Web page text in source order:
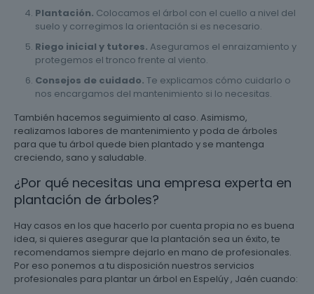
Plantación. Colocamos el árbol con el cuello a nivel del
suelo y corregimos la orientación si es necesario.
Riego inicial y tutores. Aseguramos el enraizamiento y
protegemos el tronco frente al viento.
Consejos de cuidado. Te explicamos cómo cuidarlo o
nos encargamos del mantenimiento si lo necesitas.
También hacemos seguimiento al caso. Asimismo,
realizamos labores de mantenimiento y poda de árboles
para que tu árbol quede bien plantado y se mantenga
creciendo, sano y saludable.
¿Por qué necesitas una empresa experta en
plantación de árboles?
Hay casos en los que hacerlo por cuenta propia no es buena
idea, si quieres asegurar que la plantación sea un éxito, te
recomendamos siempre dejarlo en mano de profesionales.
Por eso ponemos a tu disposición nuestros servicios
profesionales para plantar un árbol en Espelúy , Jaén cuando: